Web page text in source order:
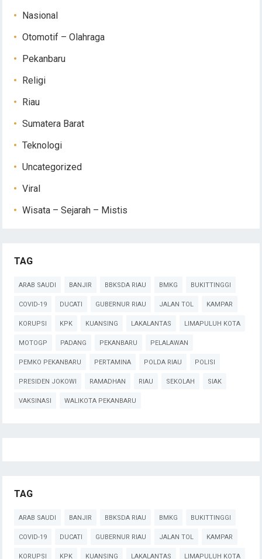
Nasional
Otomotif – Olahraga
Pekanbaru
Religi
Riau
Sumatera Barat
Teknologi
Uncategorized
Viral
Wisata – Sejarah – Mistis
TAG
ARAB SAUDI BANJIR BBKSDA RIAU BMKG BUKITTINGGI
COVID-19 DUCATI GUBERNUR RIAU JALAN TOL KAMPAR
KORUPSI KPK KUANSING LAKALANTAS LIMAPULUH KOTA
MOTOGP PADANG PEKANBARU PELALAWAN
PEMKO PEKANBARU PERTAMINA POLDA RIAU POLISI
PRESIDEN JOKOWI RAMADHAN RIAU SEKOLAH SIAK
VAKSINASI WALIKOTA PEKANBARU
TAG
ARAB SAUDI BANJIR BBKSDA RIAU BMKG BUKITTINGGI
COVID-19 DUCATI GUBERNUR RIAU JALAN TOL KAMPAR
KORUPSI KPK KUANSING LAKALANTAS LIMAPULUH KOTA